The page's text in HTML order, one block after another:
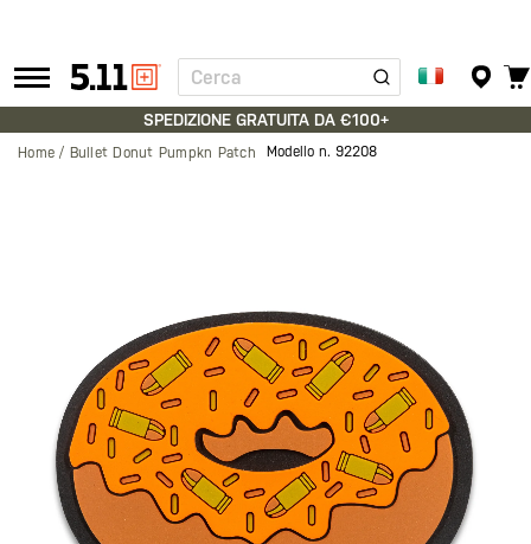
Tactical
Gear
Cerca
SPEDIZIONE GRATUITA DA €100+
Home Bullet Donut Pumpkn Patch Modello n. 92208